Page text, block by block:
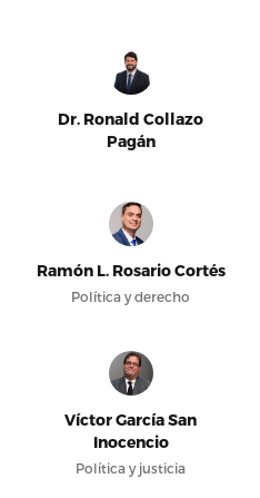
Dr. Ronald Collazo
Pagán
Ramón L. Rosario Cortés
Política y derecho
Víctor García San
Inocencio
Política y justicia